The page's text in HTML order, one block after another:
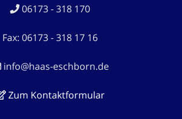
06173 - 318 170
Fax: 06173 - 318 17 16
info@haas-eschborn.de
Zum Kontaktformular